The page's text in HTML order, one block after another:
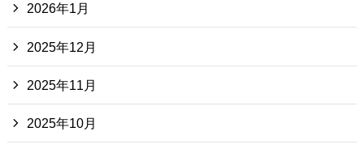
2026年1月
2025年12月
2025年11月
2025年10月